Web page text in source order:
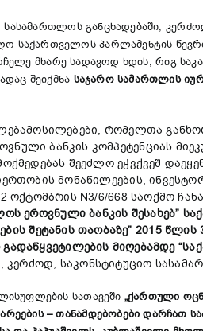
განცხადებაში,
საქართველოს პარლამენტის
მხარე სადავოდ ხდის, რიგ
შეიქმნა საჯარო სამართლის
რომელთა
ბანკის კომპეტენციას
შეეძლო ეჭვქვეშ
მონაწილეების,
N3/6/668 საოქმო
ეროვნული ბანკის შესახებ”
შეტანის თაობაზე” 2015 წლის
გადაწყვეტილების მიღებამდე “
კერძოდ, საკონსტიტუციო
სათავეში „ქართული
– თანამდებობები დარჩათ